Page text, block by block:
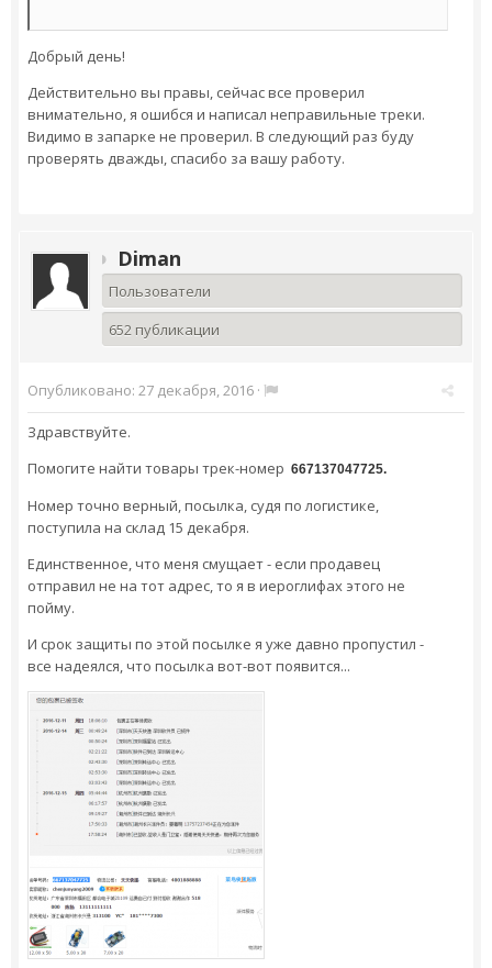
Добрый день!
Действительно вы правы, сейчас все проверил
внимательно, я ошибся и написал неправильные треки.
Видимо в запарке не проверил. В следующий раз буду
проверять дважды, спасибо за вашу работу.
Diman
Пользователи
652 публикации
Опубликовано: 27 декабря, 2016 ·
Здравствуйте.
Помогите найти товары трек-номер 667137047725.
Номер точно верный, посылка, судя по логистике,
поступила на склад 15 декабря.
Единственное, что меня смущает - если продавец
отправил не на тот адрес, то я в иероглифах этого не
пойму.
И срок защиты по этой посылке я уже давно пропустил -
все надеялся, что посылка вот-вот появится...